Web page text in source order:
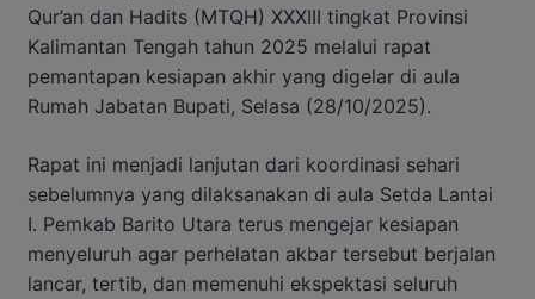
Qur’an dan Hadits (MTQH) XXXIII tingkat Provinsi
Kalimantan Tengah tahun 2025 melalui rapat
pemantapan kesiapan akhir yang digelar di aula
Rumah Jabatan Bupati, Selasa (28/10/2025).
Rapat ini menjadi lanjutan dari koordinasi sehari
sebelumnya yang dilaksanakan di aula Setda Lantai
I. Pemkab Barito Utara terus mengejar kesiapan
menyeluruh agar perhelatan akbar tersebut berjalan
lancar, tertib, dan memenuhi ekspektasi seluruh